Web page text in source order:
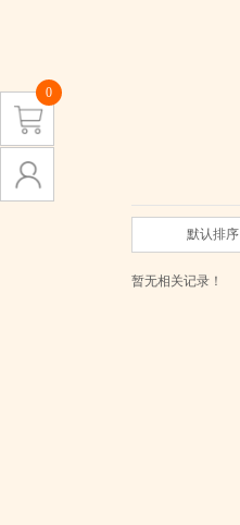
默认排序
暂无相关记录！
0